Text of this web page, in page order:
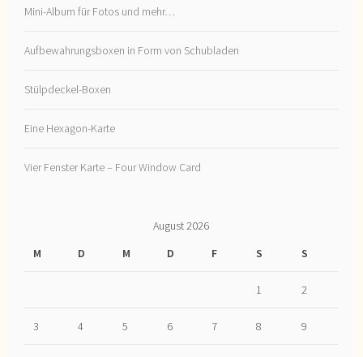
Mini-Album für Fotos und mehr…
Aufbewahrungsboxen in Form von Schubladen
Stülpdeckel-Boxen
Eine Hexagon-Karte
Vier Fenster Karte – Four Window Card
August 2026
M
D M D F S S
1 2
3 4 5 6 7 8 9